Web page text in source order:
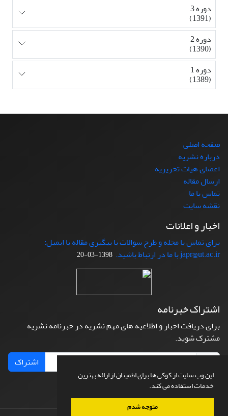
این وب سایت از کوکی ها برای اطمینان از ارائه بهترین
خدمات استفاده می کند.
متوجه شدم
دوره 3
(1391)
دوره 2
(1390)
دوره 1
(1389)
صفحه اصلی
درباره نشریه
اعضای هیات تحریریه
ارسال مقاله
تماس با ما
نقشه سایت
اخبار و اعلانات
برای تماس با مجله و طرح سوالات یا پیگیری مقاله با ایمیل:
japr@ut.ac.ir با ما در ارتباط باشید.
1398-03-20
اشتراک خبرنامه
برای دریافت اخبار و اطلاعیه های مهم نشریه در خبرنامه نشریه
مشترک شوید.
اشتراک